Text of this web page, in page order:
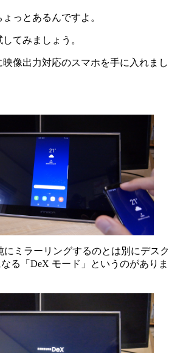
っとあるんですよ。
てみましょう。
像出力対応のスマホを手に入れまし
にミラーリングするのとは別にデスク
なる「DeX モード」というのがありま